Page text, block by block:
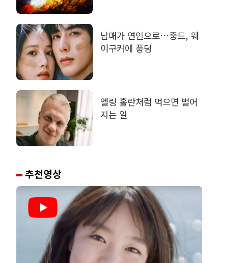
남매가 연인으로…중드, 웨
이구커에 풍덩
엘링 홀란처럼 먹으면 벌어
지는 일
추천영상